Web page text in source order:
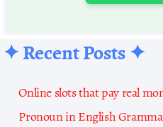
✦ Recent Posts ✦
Online slots that pay real
Pronoun in English